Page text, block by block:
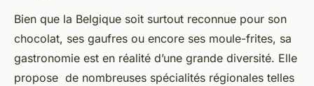
Bien que la Belgique soit surtout reconnue pour son
chocolat, ses gaufres ou encore ses moule-frites, sa
gastronomie est en réalité d’une grande diversité. Elle
propose de nombreuses spécialités régionales telles